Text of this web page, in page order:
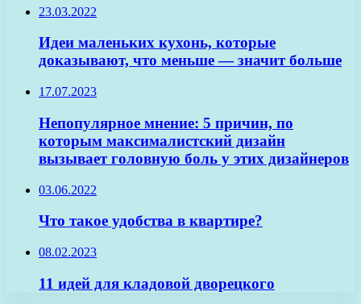
23.03.2022
Идеи маленьких кухонь, которые
доказывают, что меньше — значит больше
17.07.2023
Непопулярное мнение: 5 причин, по
которым максималистский дизайн
вызывает головную боль у этих дизайнеров
03.06.2022
Что такое удобства в квартире?
08.02.2023
11 идей для кладовой дворецкого